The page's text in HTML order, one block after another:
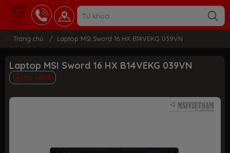
Trang chủ / Laptop MSI Sword 16 HX B14VEKG 039VN
Laptop MSI Sword 16 HX B14VEKG 039VN
So sánh